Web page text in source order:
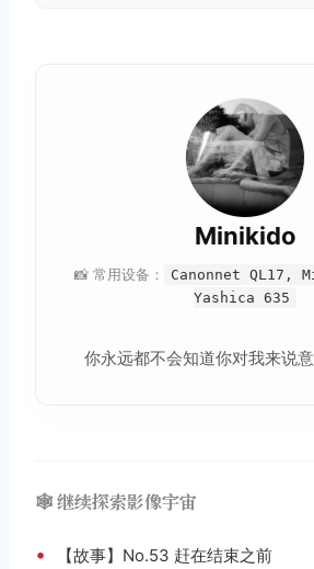
Minikido
📸 常用设备：
Canonnet QL17,
Yashica 635
你永远都不会知道你对我来说
🕸️ 继续探索影像宇宙
• 【故事】No.53 赶在结束之前